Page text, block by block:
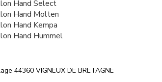
Hand Select
Hand Molten
Hand Kempa
Hand Hummel
44360 VIGNEUX DE BRETAGNE